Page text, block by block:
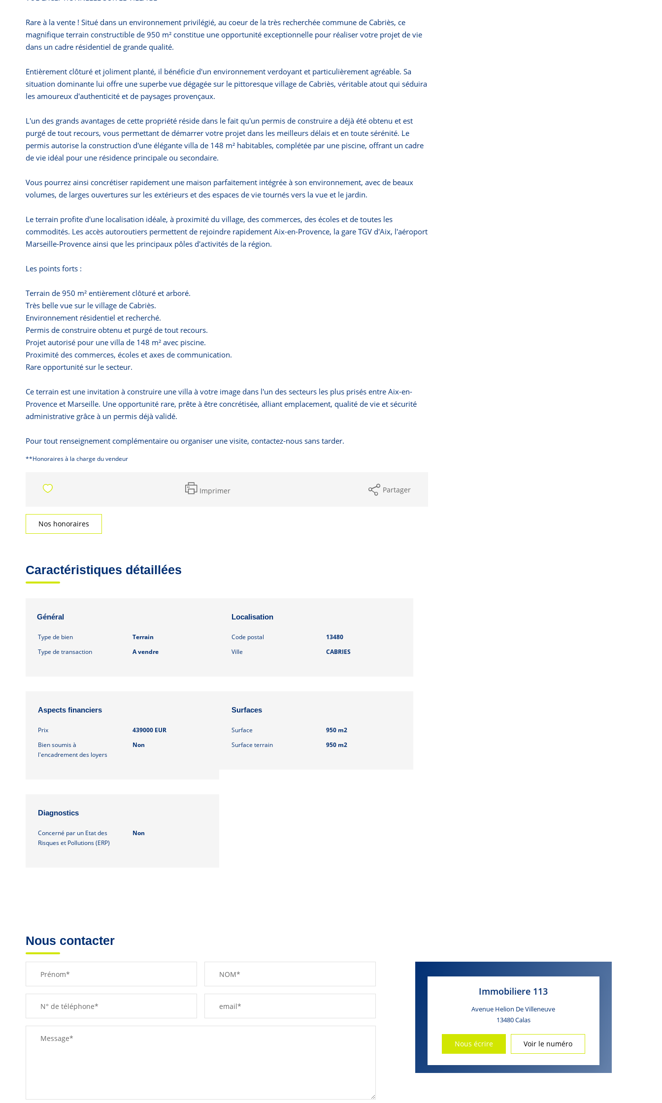
Rare à la vente ! Situé dans un environnement privilégié, au coeur de la très recherchée commune de Cabriès, ce
magnifique terrain constructible de 950 m² constitue une opportunité exceptionnelle pour réaliser votre projet de vie
dans un cadre résidentiel de grande qualité.
Entièrement clôturé et joliment planté, il bénéficie d'un environnement verdoyant et particulièrement agréable. Sa
situation dominante lui offre une superbe vue dégagée sur le pittoresque village de Cabriès, véritable atout qui séduira
les amoureux d'authenticité et de paysages provençaux.
L'un des grands avantages de cette propriété réside dans le fait qu'un permis de construire a déjà été obtenu et est
purgé de tout recours, vous permettant de démarrer votre projet dans les meilleurs délais et en toute sérénité. Le
permis autorise la construction d'une élégante villa de 148 m² habitables, complétée par une piscine, offrant un cadre
de vie idéal pour une résidence principale ou secondaire.
Vous pourrez ainsi concrétiser rapidement une maison parfaitement intégrée à son environnement, avec de beaux
volumes, de larges ouvertures sur les extérieurs et des espaces de vie tournés vers la vue et le jardin.
Le terrain profite d'une localisation idéale, à proximité du village, des commerces, des écoles et de toutes les
commodités. Les accès autoroutiers permettent de rejoindre rapidement Aix-en-Provence, la gare TGV d'Aix, l'aéroport
Marseille-Provence ainsi que les principaux pôles d'activités de la région.
Les points forts :
Terrain de 950 m² entièrement clôturé et arboré.
Très belle vue sur le village de Cabriès.
Environnement résidentiel et recherché.
Permis de construire obtenu et purgé de tout recours.
Projet autorisé pour une villa de 148 m² avec piscine.
Proximité des commerces, écoles et axes de communication.
Rare opportunité sur le secteur.
Ce terrain est une invitation à construire une villa à votre image dans l'un des secteurs les plus prisés entre Aix-en-
Provence et Marseille. Une opportunité rare, prête à être concrétisée, alliant emplacement, qualité de vie et sécurité
administrative grâce à un permis déjà validé.
Pour tout renseignement complémentaire ou organiser une visite, contactez-nous sans tarder.
**Honoraires à la charge du vendeur
Imprimer Partager
Nos honoraires
Caractéristiques détaillées
Général
Type de bien
Terrain
Type de transaction
A vendre
Localisation
Code postal
13480
Ville
CABRIES
Aspects financiers
Prix
439000 EUR
Bien soumis à
l'encadrement des loyers
Non
Surfaces
Surface
950 m2
Surface terrain
950 m2
Diagnostics
Concerné par un Etat des
Risques et Pollutions (ERP)
Non
Nous contacter
Prénom* NOM*
N° de téléphone* email*
Message*
Immobiliere 113
Avenue Helion De Villeneuve
13480Calas
Nous écrire Voir le numéro